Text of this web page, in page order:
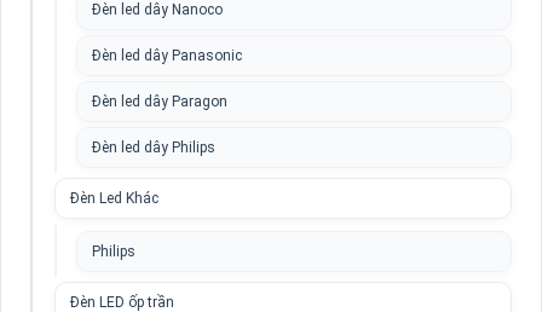
Đèn led dây Nanoco
Đèn led dây Panasonic
Đèn led dây Paragon
Đèn led dây Philips
Đèn Led Khác
Philips
Đèn LED ốp trần